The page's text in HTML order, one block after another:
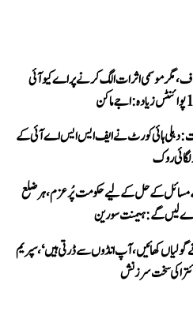
مگر موسمی اثرات الگ کرنے پر اے کیو آئی
دہلی ہائی کورٹ نے ایف ایس ایس اے آئی کے
لگائی روک
مسائل کے حل کے لیے حکومت پُرعزم، ہر ضلع
لیں گے: ہیمنت سورین
گولیاں کھائیں، آپ انڈوں سے ڈرتی ہیں‘، سپریم
کی سخت سرزنش